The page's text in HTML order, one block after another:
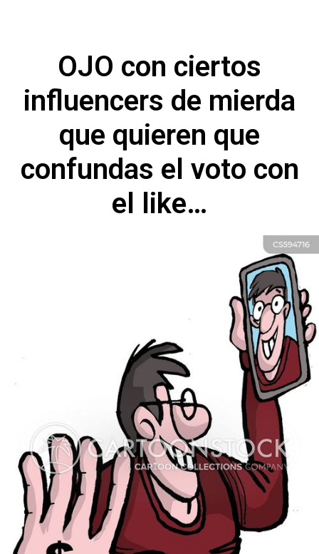
OJO con ciertos
influencers de mierda
que quieren que
confundas el voto con
el like…